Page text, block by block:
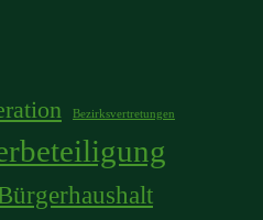
Bezirksvertretungen